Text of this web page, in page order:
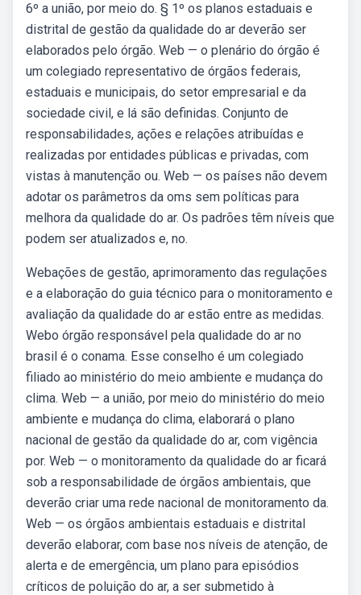
6º a união, por meio do. § 1º os planos estaduais e
distrital de gestão da qualidade do ar deverão ser
elaborados pelo órgão. Web — o plenário do órgão é
um colegiado representativo de órgãos federais,
estaduais e municipais, do setor empresarial e da
sociedade civil, e lá são definidas. Conjunto de
responsabilidades, ações e relações atribuídas e
realizadas por entidades públicas e privadas, com
vistas à manutenção ou. Web — os países não devem
adotar os parâmetros da oms sem políticas para
melhora da qualidade do ar. Os padrões têm níveis que
podem ser atualizados e, no.
Webações de gestão, aprimoramento das regulações
e a elaboração do guia técnico para o monitoramento e
avaliação da qualidade do ar estão entre as medidas.
Webo órgão responsável pela qualidade do ar no
brasil é o conama. Esse conselho é um colegiado
filiado ao ministério do meio ambiente e mudança do
clima. Web — a união, por meio do ministério do meio
ambiente e mudança do clima, elaborará o plano
nacional de gestão da qualidade do ar, com vigência
por. Web — o monitoramento da qualidade do ar ficará
sob a responsabilidade de órgãos ambientais, que
deverão criar uma rede nacional de monitoramento da.
Web — os órgãos ambientais estaduais e distrital
deverão elaborar, com base nos níveis de atenção, de
alerta e de emergência, um plano para episódios
críticos de poluição do ar, a ser submetido à